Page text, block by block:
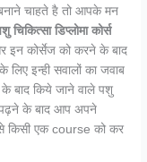
चाहते है तो आपके मन
चिकित्सा डिप्लोमा कोर्स
इन कोर्सेज को करने के बाद
इन्ही सवालों का जवाब
किये जाने वाले पशु
पढ़ने के बाद आप अपने
किसी एक course को कर